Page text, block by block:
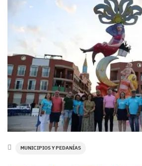
MUNICIPIOS Y PEDANÍAS